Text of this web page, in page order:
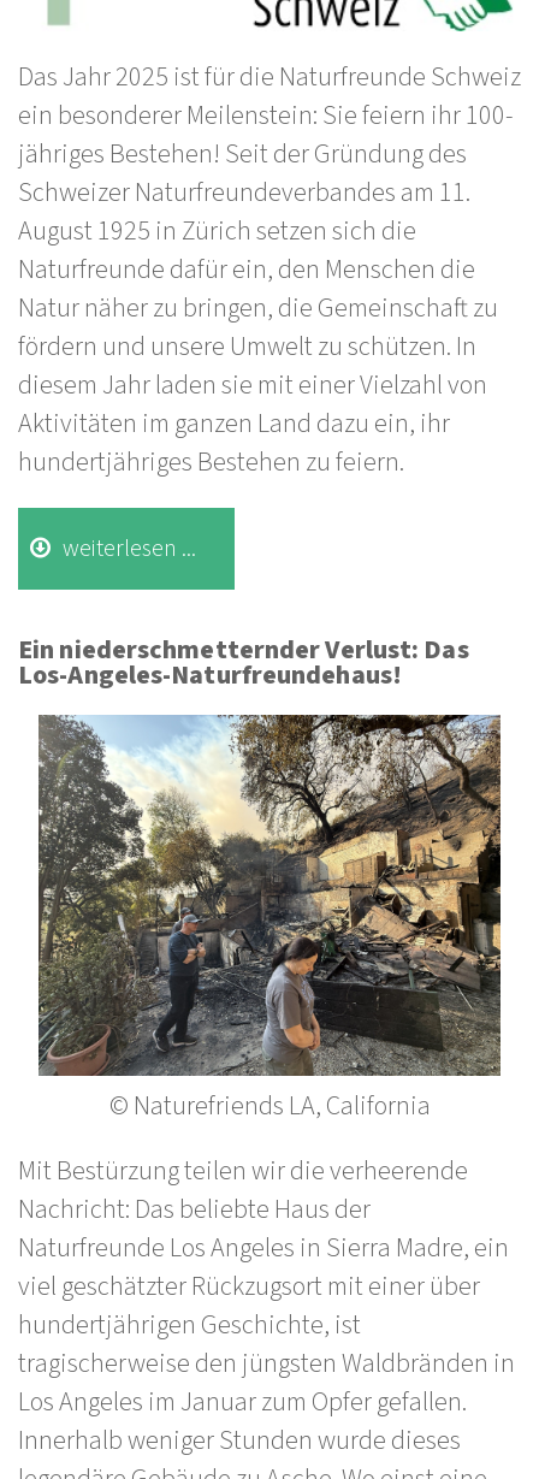
Das Jahr 2025 ist für die Naturfreunde Schweiz
ein besonderer Meilenstein: Sie feiern ihr 100-
jähriges Bestehen! Seit der Gründung des
Schweizer Naturfreundeverbandes am 11.
August 1925 in Zürich setzen sich die
Naturfreunde dafür ein, den Menschen die
Natur näher zu bringen, die Gemeinschaft zu
fördern und unsere Umwelt zu schützen. In
diesem Jahr laden sie mit einer Vielzahl von
Aktivitäten im ganzen Land dazu ein, ihr
hundertjähriges Bestehen zu feiern.
weiterlesen ...
Einniederschmetternder Verlust: Das
Los-Angeles-Naturfreundehaus!
© Naturefriends LA, California
Mit Bestürzung teilen wir die verheerende
Nachricht: Das beliebte Haus der
Naturfreunde Los Angeles in Sierra Madre, ein
viel geschätzter Rückzugsort mit einer über
hundertjährigen Geschichte, ist
tragischerweise den jüngsten Waldbränden in
Los Angeles im Januar zum Opfer gefallen.
Innerhalb weniger Stunden wurde dieses